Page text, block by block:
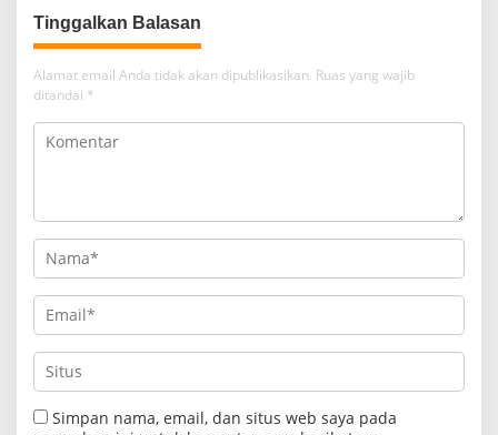
Tinggalkan Balasan
Alamat email Anda tidak akan dipublikasikan. Ruas yang wajib
ditandai *
Simpan nama, email, dan situs web saya pada